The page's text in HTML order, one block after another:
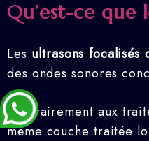
Qu’est-ce que
Les ultrasons focalisés
des ondes sonores
Contrairement aux
même couche traitée